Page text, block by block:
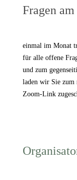
Fragen
einmal im Monat
für alle offene
und zum
laden wir Sie zum
Zoom-Link